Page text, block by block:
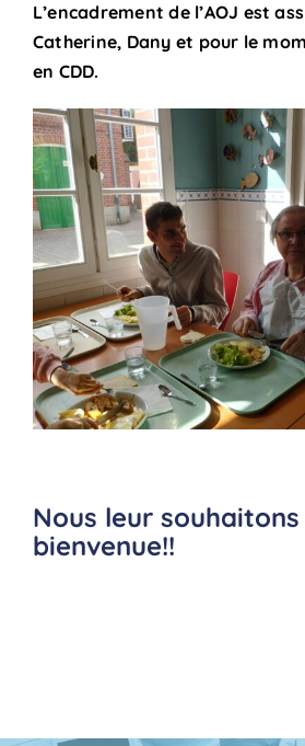
L’encadrement de l’AOJ est
Catherine, Dany et pour le
en CDD.
Nous leur
bienvenue!!